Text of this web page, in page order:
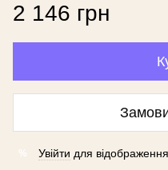
2 146 грн
% Увійти для